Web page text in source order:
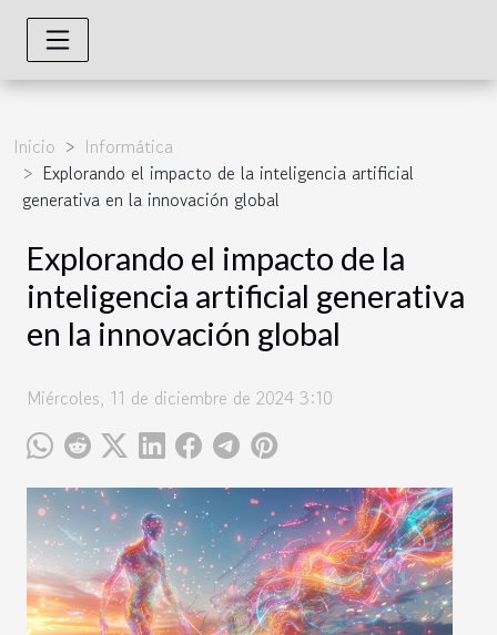
Inicio
Informática
Explorando el impacto de la inteligencia artificial
generativa en la innovación global
Explorando el impacto de la
inteligencia artificial generativa
en la innovación global
Miércoles, 11 de diciembre de 2024 3:10